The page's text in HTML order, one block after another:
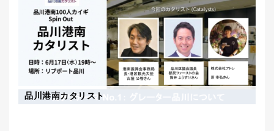
品川港南カタリスト